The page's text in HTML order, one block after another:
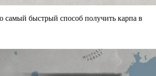
самый быстрый способ получить карпа в